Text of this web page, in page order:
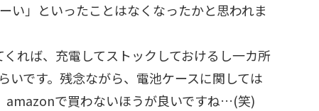
い」といったことはなくなったかと思われま
れば、充電してストックしておけるし一カ所
です。残念ながら、電池ケースに関しては
amazonで買わないほうが良いですね…(笑)